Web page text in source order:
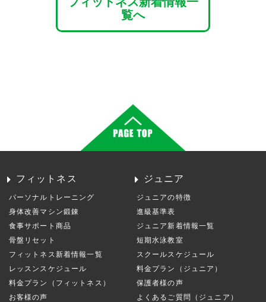
覧へ
フィットネス
パーソナルトレーニング
身体改善マシン鍛錬
食事サポート商品
骨盤リセット
フィットネス新着情報一覧
レッスンスケジュール
料金プラン（フィットネス）
お客様の声
ジュニア
ジュニアの特徴
進級基準表
ジュニア新着情報一覧
短期水泳教室
スクールスケジュール
料金プラン（ジュニア）
保護者様の声
よくあるご質問（ジュニア）